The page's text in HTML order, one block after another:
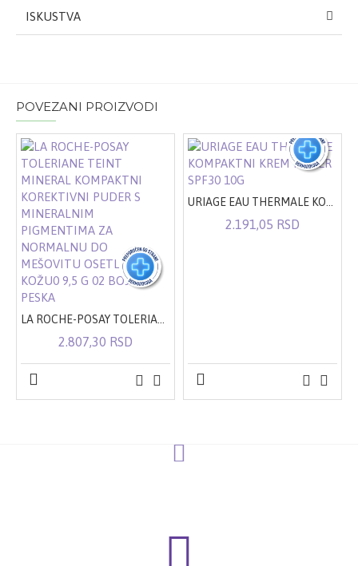
ISKUSTVA
POVEZANI PROIZVODI
2.807,30 RSD
2.191,05 RSD